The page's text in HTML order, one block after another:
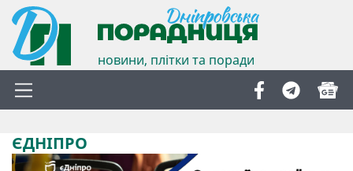
новини, плітки та поради
ЄДНІПРО